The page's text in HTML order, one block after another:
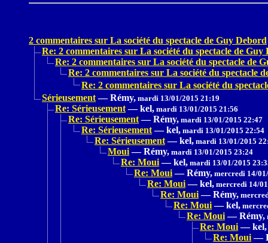
2 commentaires sur La société du spectacle de Guy Debord
Re: 2 commentaires sur La société du spectacle de Guy
Re: 2 commentaires sur La société du spectacle de
Re: 2 commentaires sur La société du spectacle
Re: 2 commentaires sur La société du
Sérieusement — Rémy, mardi 13/01/2015 21:19
Re: Sérieusement — kel, mardi 13/01/2015 21:56
Re: Sérieusement — Rémy, mardi 13/01/2015 22:47
Re: Sérieusement — kel, mardi 13/01/2015 22:54
Re: Sérieusement — kel, mardi 13/01/2015
Moui — Rémy, mardi 13/01/2015 23:24
Re: Moui — kel, mardi 13/01/2015
Re: Moui — Rémy, mercredi 14/
Re: Moui — kel, mercredi 14/
Re: Moui — Rémy,
Re: Moui — kel,
Re: Moui — Rémy,
Re: Moui — kel,
Re: Moui —